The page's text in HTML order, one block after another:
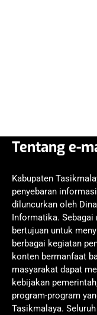
Tentang e-
Kabupaten
penyebaran
diluncurkan oleh
Informatika. Sebagai
bertujuan untuk
berbagai kegiatan
konten bermanfaat
masyarakat dapat
kebijakan
program-program
Tasikmalaya.